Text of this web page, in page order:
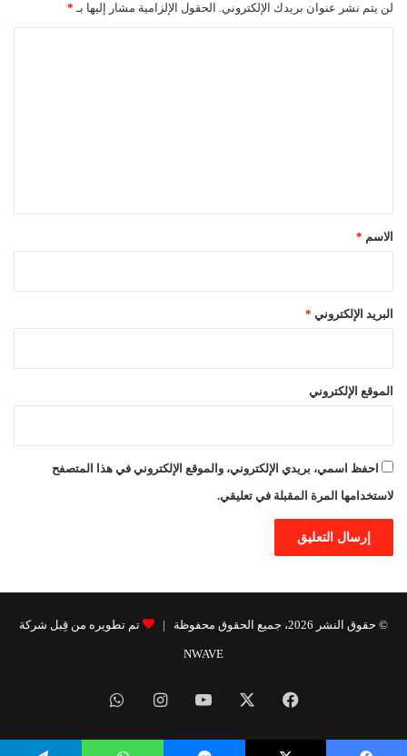
لن يتم نشر عنوان بريدك الإلكتروني. الحقول الإلزامية مشار إليها بـ *
*الاسم *
البريد الإلكتروني *
الموقع الإلكتروني
احفظ اسمي، بريدي الإلكتروني، والموقع الإلكتروني في هذا المتصفح
لاستخدامها المرة المقبلة في تعليقي.
© حقوق النشر 2026، جميع الحقوق محفوظة | تم تطويره من قِبل شركة
NWAVE
فيسبوك يوتيوبانستقرامواتساب